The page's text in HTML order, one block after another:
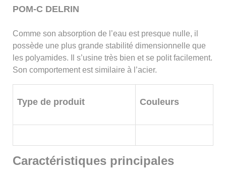
POM-C DELRIN
Comme son absorption de l’eau est presque nulle, il
possède une plus grande stabilité dimensionnelle que
les polyamides. Il s’usine très bien et se polit facilement.
Son comportement est similaire à l’acier.
Type de produit Couleurs
Caractéristiques principales